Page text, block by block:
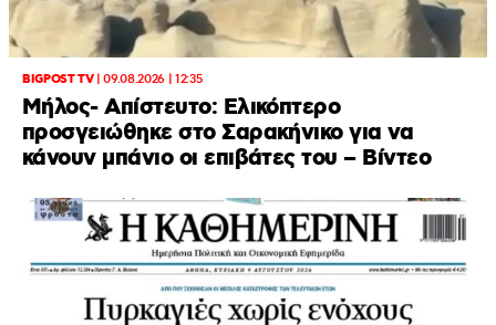
BIGPOST TV|09.08.2026 | 12:35
Μήλος- Απίστευτο: Ελικόπτερο
προσγειώθηκε στο Σαρακήνικο για να
κάνουν μπάνιο οι επιβάτες του – Βίντεο